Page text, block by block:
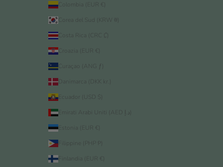
Colombia (EUR €)
Corea del Sud (KRW ₩)
Costa Rica (CRC ₡)
Croazia (EUR €)
Curaçao (ANG ƒ)
Danimarca (DKK kr.)
Ecuador (USD $)
Estonia (EUR €)
Filippine (PHP ₱)
Finlandia (EUR €)